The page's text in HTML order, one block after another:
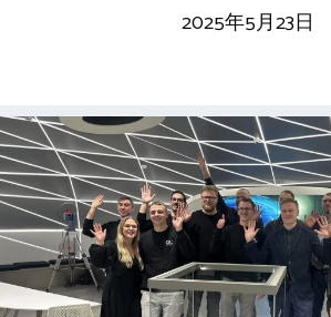
2025年5月23日